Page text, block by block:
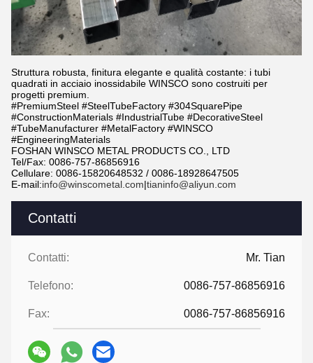
Contatti
Contatti: Mr. Tian
Telefono: 0086-757-86856916
Fax: 0086-757-86856916
Struttura robusta, finitura elegante e qualità costante: i tubi
quadrati in acciaio inossidabile WINSCO sono costruiti per
progetti premium.
#PremiumSteel #SteelTubeFactory #304SquarePipe
#ConstructionMaterials #IndustrialTube #DecorativeSteel
#TubeManufacturer #MetalFactory #WINSCO
#EngineeringMaterials
FOSHAN WINSCO METAL PRODUCTS CO., LTD
Tel/Fax: 0086-757-86856916
Cellulare: 0086-15820648532 / 0086-18928647505
E-mail:info@winscometal.com|tianinfo@aliyun.com